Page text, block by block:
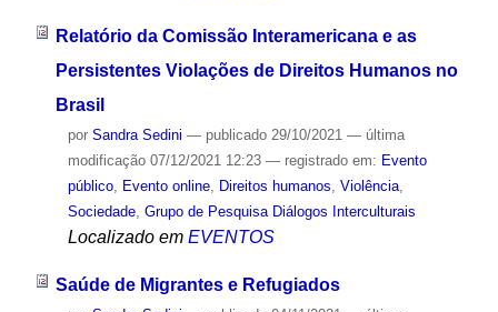
Relatório da Comissão Interamericana e as
Persistentes Violações de Direitos Humanos no
Brasil
por Sandra Sedini — publicado29/10/2021 — última
modificação07/12/2021 12:23 — registrado em: Evento
público, Evento online, Direitos humanos, Violência,
Sociedade, Grupo de Pesquisa Diálogos Interculturais
Localizado em EVENTOS
Saúde de Migrantes e Refugiados